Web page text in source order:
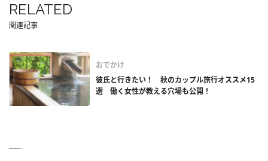
RELATED
関連記事
おでかけ
彼氏と行きたい！ 秋のカップル旅行オススメ15
選 働く女性が教える穴場も公開！